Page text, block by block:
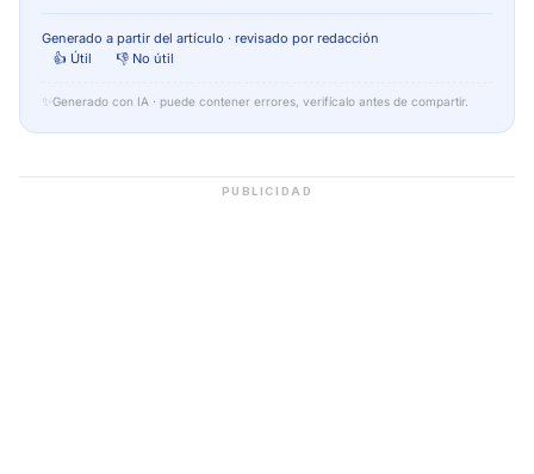
Generado a partir del artículo · revisado por redacción
👍 Útil
👎 No útil
✨ Generado con IA · puede contener errores, verifícalo antes de compartir.
PUBLICIDAD